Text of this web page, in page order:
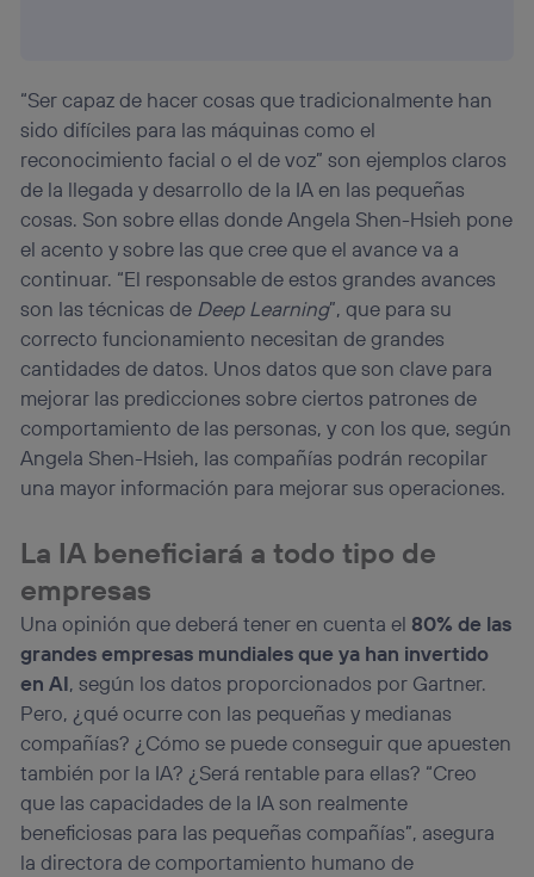
“Ser capaz de hacer cosas que tradicionalmente han
sido difíciles para las máquinas como el
reconocimiento facial o el de voz” son ejemplos claros
de la llegada y desarrollo de la IA en las pequeñas
cosas. Son sobre ellas donde Angela Shen-Hsieh pone
el acento y sobre las que cree que el avance va a
continuar. “El responsable de estos grandes avances
son las técnicas de Deep Learning”, que para su
correcto funcionamiento necesitan de grandes
cantidades de datos. Unos datos que son clave para
mejorar las predicciones sobre ciertos patrones de
comportamiento de las personas, y con los que, según
Angela Shen-Hsieh, las compañías podrán recopilar
una mayor información para mejorar sus operaciones.
La IA beneficiará a todo tipo de
empresas
Una opinión que deberá tener en cuenta el 80% de las
grandes empresas mundiales que ya han invertido
en AI, según los datos proporcionados por Gartner.
Pero, ¿qué ocurre con las pequeñas y medianas
compañías? ¿Cómo se puede conseguir que apuesten
también por la IA? ¿Será rentable para ellas? “Creo
que las capacidades de la IA son realmente
beneficiosas para las pequeñas compañías”, asegura
la directora de comportamiento humano de